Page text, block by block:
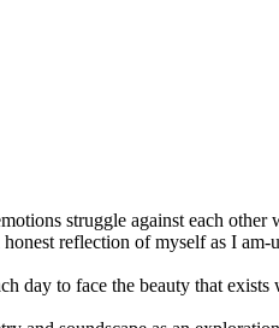
struggle against each other
reflection of myself as I am-
day to face the beauty that